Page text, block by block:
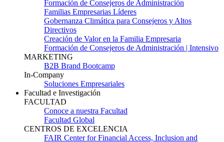
Formación de Consejeros de Administración
Familias Empresarias Líderes
Gobernanza Climática para Consejeros y Altos
Directivos
Creación de Valor en la Familia Empresaria
Formación de Consejeros de Administración | Intensivo
MARKETING
B2B Brand Bootcamp
In-Company
Soluciones Empresariales
Facultad e Investigación
FACULTAD
Conoce a nuestra Facultad
Facultad Global
CENTROS DE EXCELENCIA
FAIR Center for Financial Access, Inclusion and